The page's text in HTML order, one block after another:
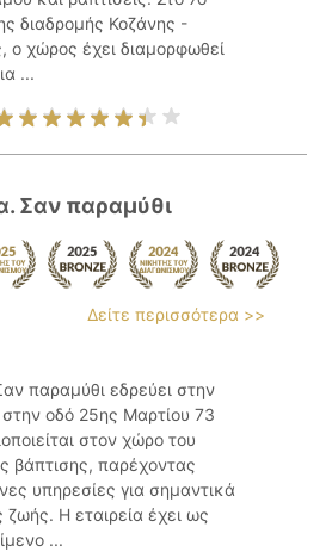
διαδρομής Κοζάνης -
ο χώρος έχει διαμορφωθεί
...
Σαν παραμύθι
Δείτε περισσότερα >>
παραμύθι εδρεύει στην
οδό 25ης Μαρτίου 73
στον χώρο του
βάπτισης, παρέχοντας
υπηρεσίες για σημαντικά
ζωής. Η εταιρεία έχει ως
...